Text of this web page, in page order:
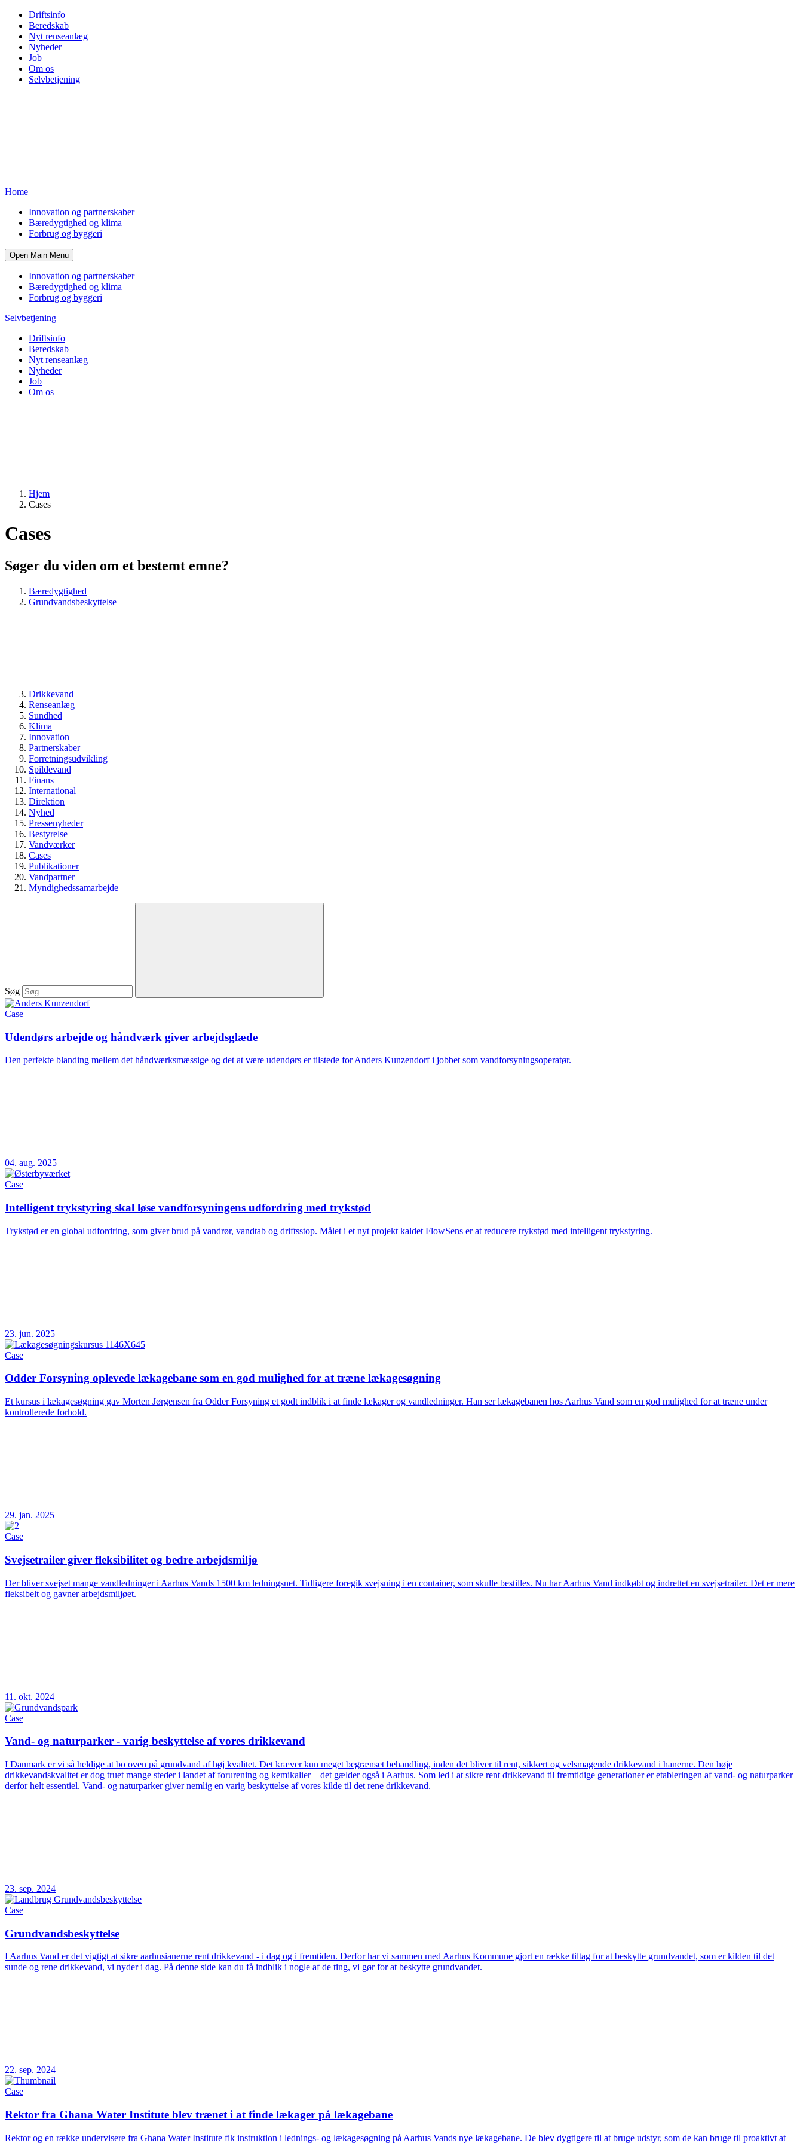
Driftsinfo
Beredskab
Nyt renseanlæg
Nyheder
Job
Om os
Selvbetjening
Home
Innovation og partnerskaber
Bæredygtighed og klima
Forbrug og byggeri
Open Main Menu
Innovation og partnerskaber
Bæredygtighed og klima
Forbrug og byggeri
Selvbetjening
Driftsinfo
Beredskab
Nyt renseanlæg
Nyheder
Job
Om os
Hjem
Cases
Cases
Søger du viden om et bestemt emne?
Bæredygtighed
Grundvandsbeskyttelse
Drikkevand
Renseanlæg
Sundhed
Klima
Innovation
Partnerskaber
Forretningsudvikling
Spildevand
Finans
International
Direktion
Nyhed
Pressenyheder
Bestyrelse
Vandværker
Cases
Publikationer
Vandpartner
Myndighedssamarbejde
Søg
Case
Udendørs arbejde og håndværk giver arbejdsglæde
Den perfekte blanding mellem det håndværksmæssige og det at være udendørs er tilstede for Anders Kunzendorf i jobbet som vandforsyningsoperatør.
04. aug. 2025
Case
Intelligent trykstyring skal løse vandforsyningens udfordring med trykstød
Trykstød er en global udfordring, som giver brud på vandrør, vandtab og driftsstop. Målet i et nyt projekt kaldet FlowSens er at reducere trykstød med intelligent trykstyring.
23. jun. 2025
Case
Odder Forsyning oplevede lækagebane som en god mulighed for at træne lækagesøgning
Et kursus i lækagesøgning gav Morten Jørgensen fra Odder Forsyning et godt indblik i at finde lækager og vandledninger. Han ser lækagebanen hos Aarhus Vand som en god mulighed for at træne under
kontrollerede forhold.
29. jan. 2025
Case
Svejsetrailer giver fleksibilitet og bedre arbejdsmiljø
Der bliver svejset mange vandledninger i Aarhus Vands 1500 km ledningsnet. Tidligere foregik svejsning i en container, som skulle bestilles. Nu har Aarhus Vand indkøbt og indrettet en svejsetrailer. Det er mere
fleksibelt og gavner arbejdsmiljøet.
11. okt. 2024
Case
Vand- og naturparker - varig beskyttelse af vores drikkevand
I Danmark er vi så heldige at bo oven på grundvand af høj kvalitet. Det kræver kun meget begrænset behandling, inden det bliver til rent, sikkert og velsmagende drikkevand i hanerne. Den høje
drikkevandskvalitet er dog truet mange steder i landet af forurening og kemikalier – det gælder også i Aarhus. Som led i at sikre rent drikkevand til fremtidige generationer er etableringen af vand- og naturparker
derfor helt essentiel. Vand- og naturparker giver nemlig en varig beskyttelse af vores kilde til det rene drikkevand.
23. sep. 2024
Case
Grundvandsbeskyttelse
I Aarhus Vand er det vigtigt at sikre aarhusianerne rent drikkevand - i dag og i fremtiden. Derfor har vi sammen med Aarhus Kommune gjort en række tiltag for at beskytte grundvandet, som er kilden til det
sunde og rene drikkevand, vi nyder i dag. På denne side kan du få indblik i nogle af de ting, vi gør for at beskytte grundvandet.
22. sep. 2024
Case
Rektor fra Ghana Water Institute blev trænet i at finde lækager på lækagebane
Rektor og en række undervisere fra Ghana Water Institute fik instruktion i lednings- og lækagesøgning på Aarhus Vands nye lækagebane. De blev dygtigere til at bruge udstyr, som de kan bruge til proaktivt at